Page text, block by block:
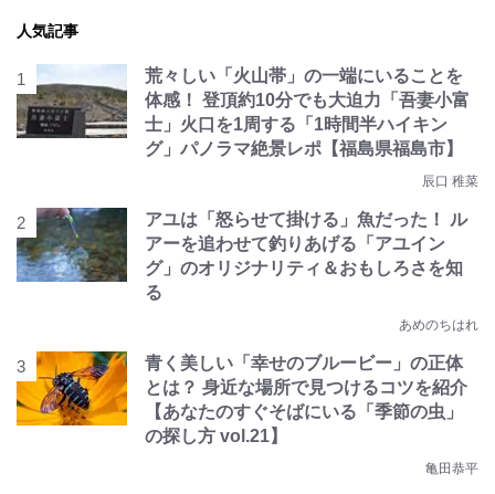
人気記事
荒々しい「火山帯」の一端にいることを
体感！ 登頂約10分でも大迫力「吾妻小富
士」火口を1周する「1時間半ハイキン
グ」パノラマ絶景レポ【福島県福島市】
辰口 稚菜
アユは「怒らせて掛ける」魚だった！ ル
アーを追わせて釣りあげる「アユイン
グ」のオリジナリティ＆おもしろさを知
る
あめのちはれ
青く美しい「幸せのブルービー」の正体
とは？ 身近な場所で見つけるコツを紹介
【あなたのすぐそばにいる「季節の虫」
の探し方 vol.21】
亀田恭平